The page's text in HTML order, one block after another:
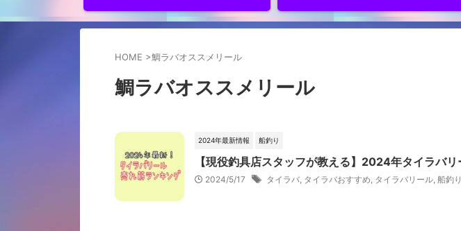
HOME >鯛ラバオススメリール
鯛ラバオススメリール
2024年最新情報 船釣り
【現役釣具店スタッフが教える】2024年タイラバ
2024/5/17 タイラバ, タイラバおすすめ, タイラバリール, 船釣り